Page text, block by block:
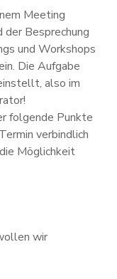
Meeting
Besprechung
und Workshops
Die Aufgabe
also im
folgende Punkte
verbindlich
Möglichkeit
wir